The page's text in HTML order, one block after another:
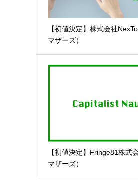
【初値決定】株式会社
マザーズ）
【初値決定】Fringe81株式
マザーズ）